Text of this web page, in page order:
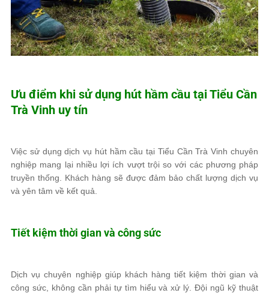
Ưu điểm khi sử dụng hút hầm cầu tại Tiểu Cần
Trà Vinh uy tín
Việc sử dụng dịch vụ hút hầm cầu tại Tiểu Cần Trà Vinh chuyên
nghiệp mang lại nhiều lợi ích vượt trội so với các phương pháp
truyền thống. Khách hàng sẽ được đảm bảo chất lượng dịch vụ
và yên tâm về kết quả.
Tiết kiệm thời gian và công sức
Dịch vụ chuyên nghiệp giúp khách hàng tiết kiệm thời gian và
công sức, không cần phải tự tìm hiểu và xử lý. Đội ngũ kỹ thuật